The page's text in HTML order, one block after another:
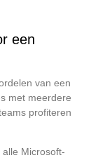
een
van een
met meerdere
profiteren
alle Microsoft-